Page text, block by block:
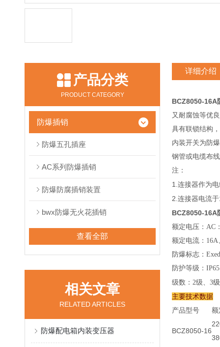
产品分类
PRODUCT CATEGORY
防爆插销
防爆五孔插座
AC系列防爆插销
防爆防腐插销装置
bwx防爆无火花插销
查看全部
相关文章
RELATED ARTICLES
防爆配电箱内装变压器
详细介绍
BCZ8050-16A
又耐腐蚀等优
具有联锁结构
内装开关为防
钢管或电缆布
注：
1. 连接器作为
2. 连接器电流于
BCZ8050-16A
额定电压：AC
额定电流：16A
防爆标志：Exed
防护等级：IP65
级数：2级、3
主要技术数据
产品型号
额
BCZ8050-16